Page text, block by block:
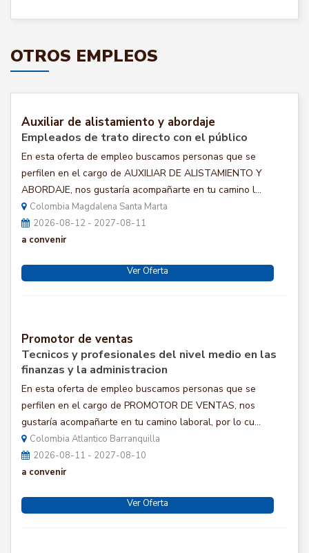
OTROS EMPLEOS
Auxiliar de alistamiento y abordaje
Empleados de trato directo con el público
En esta oferta de empleo buscamos personas que se
perfilen en el cargo de AUXILIAR DE ALISTAMIENTO Y
ABORDAJE, nos gustaría acompañarte en tu camino l...
Colombia Magdalena Santa Marta
2026-08-12 - 2027-08-11
a convenir
Ver Oferta
Promotor de ventas
Tecnicos y profesionales del nivel medio en las
finanzas y la administracion
En esta oferta de empleo buscamos personas que se
perfilen en el cargo de PROMOTOR DE VENTAS, nos
gustaría acompañarte en tu camino laboral, por lo cu...
Colombia Atlantico Barranquilla
2026-08-11 - 2027-08-10
a convenir
Ver Oferta